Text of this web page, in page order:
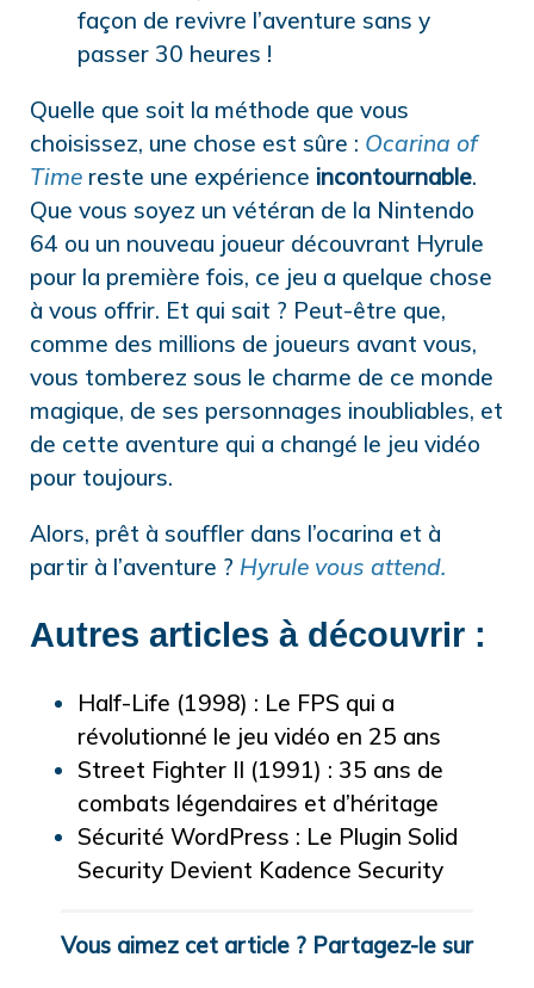
façon de revivre l’aventure sans y
passer 30 heures !
Quelle que soit la méthode que vous
choisissez, une chose est sûre : Ocarina of
Time reste une expérience incontournable.
Que vous soyez un vétéran de la Nintendo
64 ou un nouveau joueur découvrant Hyrule
pour la première fois, ce jeu a quelque chose
à vous offrir. Et qui sait ? Peut-être que,
comme des millions de joueurs avant vous,
vous tomberez sous le charme de ce monde
magique, de ses personnages inoubliables, et
de cette aventure qui a changé le jeu vidéo
pour toujours.
Alors, prêt à souffler dans l’ocarina et à
partir à l’aventure ? Hyrule vous attend.
Autres articles à découvrir :
Half-Life (1998) : Le FPS qui a
révolutionné le jeu vidéo en 25 ans
Street Fighter II (1991) : 35 ans de
combats légendaires et d’héritage
Sécurité WordPress : Le Plugin Solid
Security Devient Kadence Security
Vous aimez cet article ? Partagez-le sur